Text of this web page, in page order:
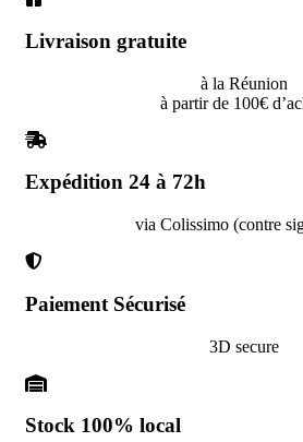
Livraison gratuite
à la Réunion
à partir de 100€
Expédition 24 à 72h
via Colissimo (contre
Paiement Sécurisé
3D secure
Stock 100% local